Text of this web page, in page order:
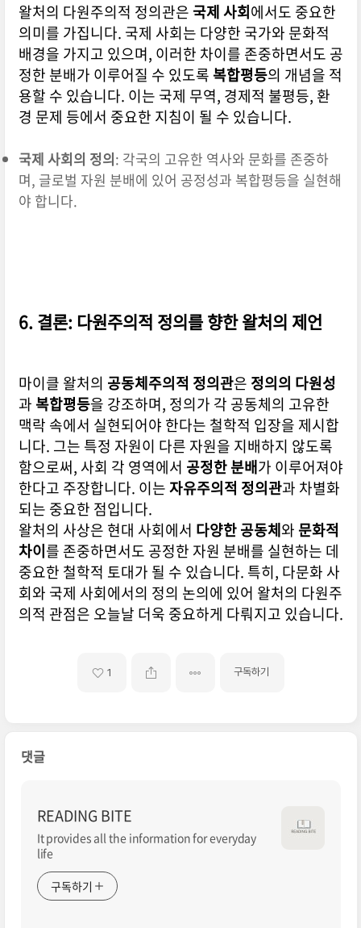
왈처의 다원주의적 정의관은 국제 사회에서도 중요한
의미를 가집니다. 국제 사회는 다양한 국가와 문화적
배경을 가지고 있으며, 이러한 차이를 존중하면서도 공
정한 분배가 이루어질 수 있도록 복합평등의 개념을 적
용할 수 있습니다. 이는 국제 무역, 경제적 불평등, 환
경 문제 등에서 중요한 지침이 될 수 있습니다.
국제 사회의 정의: 각국의 고유한 역사와 문화를 존중하
며, 글로벌 자원 분배에 있어 공정성과 복합평등을 실현해
야 합니다.
6. 결론: 다원주의적 정의를 향한 왈처의 제언
마이클 왈처의 공동체주의적 정의관은 정의의 다원성
과 복합평등을 강조하며, 정의가 각 공동체의 고유한
맥락 속에서 실현되어야 한다는 철학적 입장을 제시합
니다. 그는 특정 자원이 다른 자원을 지배하지 않도록
함으로써, 사회 각 영역에서 공정한 분배가 이루어져야
한다고 주장합니다. 이는자유주의적 정의관과 차별화
되는 중요한 점입니다.
왈처의 사상은 현대 사회에서 다양한 공동체와 문화적
차이를 존중하면서도 공정한 자원 분배를 실현하는 데
중요한 철학적 토대가 될 수 있습니다. 특히, 다문화 사
회와 국제 사회에서의 정의 논의에 있어 왈처의 다원주
의적 관점은 오늘날 더욱 중요하게 다뤄지고 있습니다.
1 구독하기
댓글
READING BITE
It provides all the information for everyday
life
구독하기